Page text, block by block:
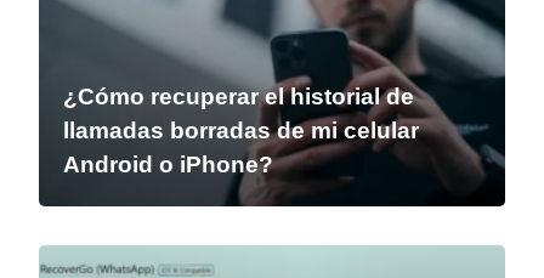
¿Cómo recuperar el historial de
llamadas borradas de mi celular
Android o iPhone?